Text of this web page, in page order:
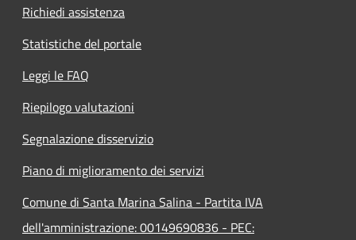
Richiedi assistenza
Statistiche del portale
Leggi le FAQ
Riepilogo valutazioni
Segnalazione disservizio
Piano di miglioramento dei servizi
Comune di Santa Marina Salina - Partita IVA
dell'amministrazione: 00149690836 - PEC: